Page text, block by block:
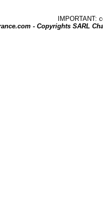
IMPORTANT:
- Copyrights SARL